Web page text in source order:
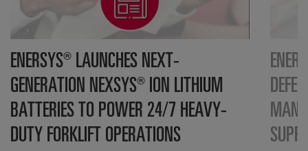
ENERSYS® LAUNCHES NEXT-
GENERATION NEXSYS® ION LITHIUM
BATTERIES TO POWER 24/7 HEAVY-
DUTY FORKLIFT OPERATIONS